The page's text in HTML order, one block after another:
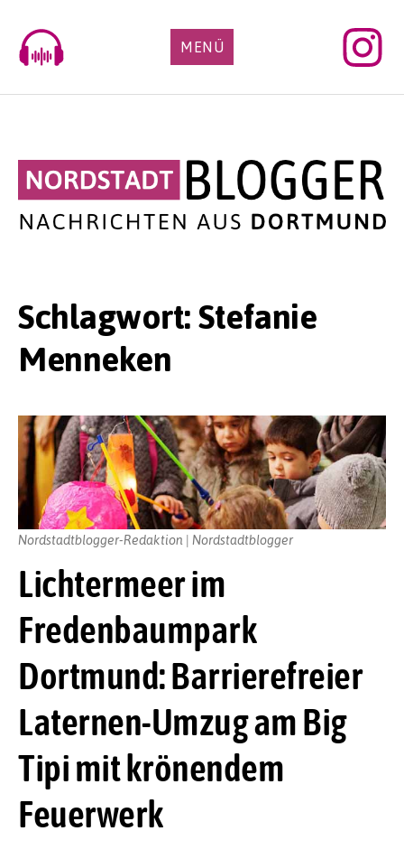
content
MENÜ
Schlagwort:Stefanie
Menneken
Lichtermeer im
Fredenbaumpark
Dortmund: Barrierefreier
Laternen-Umzug am Big
Tipi mit krönendem
Feuerwerk
Nordstadtblogger-Redaktion | Nordstadtblogger